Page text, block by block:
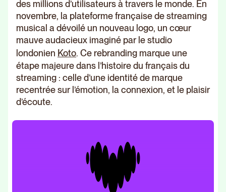
des millions d’utilisateurs à travers le monde. En
novembre, la plateforme française de streaming
musical a dévoilé un nouveau logo, un cœur
mauve audacieux imaginé par le studio
londonien Koto. Ce rebranding marque une
étape majeure dans l’histoire du français du
streaming : celle d’une identité de marque
recentrée sur l’émotion, la connexion, et le plaisir
d’écoute.